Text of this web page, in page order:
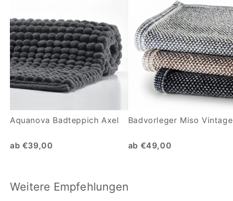
Aquanova Badteppich Axel
ab €39,00
Badvorleger Miso Vintage
ab €49,00
Weitere Empfehlungen